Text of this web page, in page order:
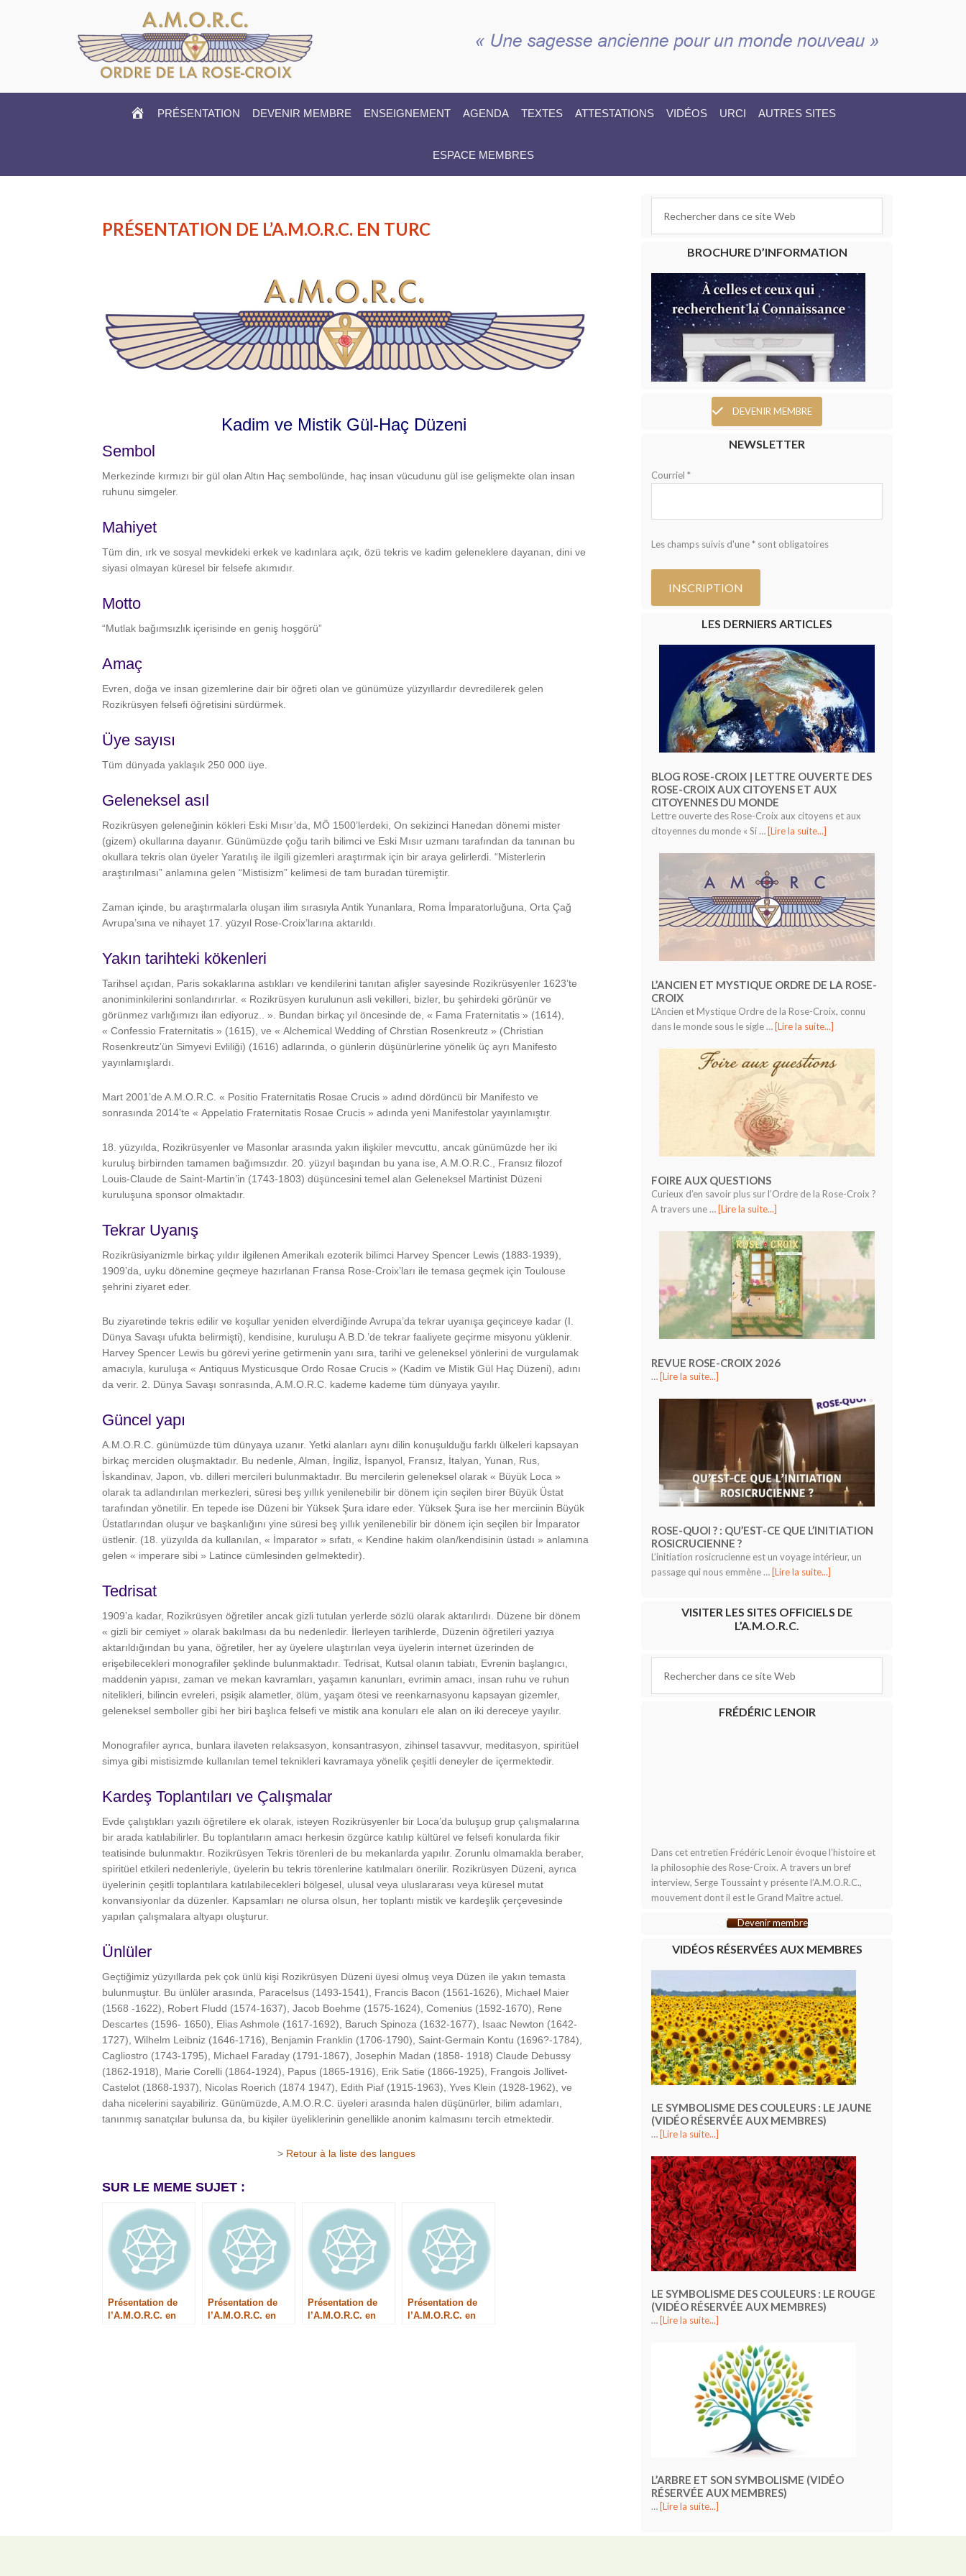
HOME
PRÉSENTATION DEVENIR MEMBRE ENSEIGNEMENT AGENDA TEXTES ATTESTATIONS VIDÉOS URCI AUTRES SITES
ESPACE MEMBRES
PRÉSENTATION DE L’A.M.O.R.C. EN TURC
Kadim ve Mistik Gül-Haç Düzeni
Sembol
Merkezinde kırmızı bir gül olan Altın Haç sembolünde, haç insan vücudunu gül ise gelişmekte olan insan
ruhunu simgeler.
Mahiyet
Tüm din, ırk ve sosyal mevkideki erkek ve kadınlara açık, özü tekris ve kadim geleneklere dayanan, dini ve
siyasi olmayan küresel bir felsefe akımıdır.
Motto
“Mutlak bağımsızlık içerisinde en geniş hoşgörü”
Amaç
Evren, doğa ve insan gizemlerine dair bir öğreti olan ve günümüze yüzyıllardır devredilerek gelen
Rozikrüsyen felsefi öğretisini sürdürmek.
Üye sayısı
Tüm dünyada yaklaşık 250 000 üye.
Geleneksel asıl
Rozikrüsyen geleneğinin kökleri Eski Mısır’da, MÖ 1500’lerdeki, On sekizinci Hanedan dönemi mister
(gizem) okullarına dayanır. Günümüzde çoğu tarih bilimci ve Eski Mısır uzmanı tarafından da tanınan bu
okullara tekris olan üyeler Yaratılış ile ilgili gizemleri araştırmak için bir araya gelirlerdi. “Misterlerin
araştırılması” anlamına gelen “Mistisizm” kelimesi de tam buradan türemiştir.
Zaman içinde, bu araştırmalarla oluşan ilim sırasıyla Antik Yunanlara, Roma İmparatorluğuna, Orta Çağ
Avrupa’sına ve nihayet 17. yüzyıl Rose-Croix’larına aktarıldı.
Yakın tarihteki kökenleri
Tarihsel açıdan, Paris sokaklarına astıkları ve kendilerini tanıtan afişler sayesinde Rozikrüsyenler 1623’te
anoniminkilerini sonlandırırlar. « Rozikrüsyen kurulunun asli vekilleri, bizler, bu şehirdeki görünür ve
görünmez varlığımızı ilan ediyoruz.. ». Bundan birkaç yıl öncesinde de, « Fama Fraternitatis » (1614),
« Confessio Fraternitatis » (1615), ve « Alchemical Wedding of Chrstian Rosenkreutz » (Christian
Rosenkreutz’ün Simyevi Evliliği) (1616) adlarında, o günlerin düşünürlerine yönelik üç ayrı Manifesto
yayınlamışlardı.
Mart 2001’de A.M.O.R.C. « Positio Fraternitatis Rosae Crucis » adınd dördüncü bir Manifesto ve
sonrasında 2014’te « Appelatio Fraternitatis Rosae Crucis » adında yeni Manifestolar yayınlamıştır.
18. yüzyılda, Rozikrüsyenler ve Masonlar arasında yakın ilişkiler mevcuttu, ancak günümüzde her iki
kuruluş birbirnden tamamen bağımsızdır. 20. yüzyıl başından bu yana ise, A.M.O.R.C., Fransız filozof
Louis-Claude de Saint-Martin’in (1743-1803) düşüncesini temel alan Geleneksel Martinist Düzeni
kuruluşuna sponsor olmaktadır.
Tekrar Uyanış
Rozikrüsiyanizmle birkaç yıldır ilgilenen Amerikalı ezoterik bilimci Harvey Spencer Lewis (1883-1939),
1909’da, uyku dönemine geçmeye hazırlanan Fransa Rose-Croix’ları ile temasa geçmek için Toulouse
şehrini ziyaret eder.
Bu ziyaretinde tekris edilir ve koşullar yeniden elverdiğinde Avrupa’da tekrar uyanışa geçinceye kadar (I.
Dünya Savaşı ufukta belirmişti), kendisine, kuruluşu A.B.D.’de tekrar faaliyete geçirme misyonu yüklenir.
Harvey Spencer Lewis bu görevi yerine getirmenin yanı sıra, tarihi ve geleneksel yönlerini de vurgulamak
amacıyla, kuruluşa « Antiquus Mysticusque Ordo Rosae Crucis » (Kadim ve Mistik Gül Haç Düzeni), adını
da verir. 2. Dünya Savaşı sonrasında, A.M.O.R.C. kademe kademe tüm dünyaya yayılır.
Güncel yapı
A.M.O.R.C. günümüzde tüm dünyaya uzanır. Yetki alanları aynı dilin konuşulduğu farklı ülkeleri kapsayan
birkaç merciden oluşmaktadır. Bu nedenle, Alman, İngiliz, İspanyol, Fransız, İtalyan, Yunan, Rus,
İskandinav, Japon, vb. dilleri mercileri bulunmaktadır. Bu mercilerin geleneksel olarak « Büyük Loca »
olarak ta adlandırılan merkezleri, süresi beş yıllık yenilenebilir bir dönem için seçilen birer Büyük Üstat
tarafından yönetilir. En tepede ise Düzeni bir Yüksek Şura idare eder. Yüksek Şura ise her merciinin Büyük
Üstatlarından oluşur ve başkanlığını yine süresi beş yıllık yenilenebilir bir dönem için seçilen bir İmparator
üstlenir. (18. yüzyılda da kullanılan, « İmparator » sıfatı, « Kendine hakim olan/kendisinin üstadı » anlamına
gelen « imperare sibi » Latince cümlesinden gelmektedir).
Tedrisat
1909’a kadar, Rozikrüsyen öğretiler ancak gizli tutulan yerlerde sözlü olarak aktarılırdı. Düzene bir dönem
« gizli bir cemiyet » olarak bakılması da bu nedenledir. İlerleyen tarihlerde, Düzenin öğretileri yazıya
aktarıldığından bu yana, öğretiler, her ay üyelere ulaştırılan veya üyelerin internet üzerinden de
erişebilecekleri monografiler şeklinde bulunmaktadır. Tedrisat, Kutsal olanın tabiatı, Evrenin başlangıcı,
maddenin yapısı, zaman ve mekan kavramları, yaşamın kanunları, evrimin amacı, insan ruhu ve ruhun
nitelikleri, bilincin evreleri, psişik alametler, ölüm, yaşam ötesi ve reenkarnasyonu kapsayan gizemler,
geleneksel semboller gibi her biri başlıca felsefi ve mistik ana konuları ele alan on iki dereceye yayılır.
Monografiler ayrıca, bunlara ilaveten relaksasyon, konsantrasyon, zihinsel tasavvur, meditasyon, spiritüel
simya gibi mistisizmde kullanılan temel teknikleri kavramaya yönelik çeşitli deneyler de içermektedir.
Kardeş Toplantıları ve Çalışmalar
Evde çalıştıkları yazılı öğretilere ek olarak, isteyen Rozikrüsyenler bir Loca’da buluşup grup çalışmalarına
bir arada katılabilirler. Bu toplantıların amacı herkesin özgürce katılıp kültürel ve felsefi konularda fikir
teatisinde bulunmaktır. Rozikrüsyen Tekris törenleri de bu mekanlarda yapılır. Zorunlu olmamakla beraber,
spiritüel etkileri nedenleriyle, üyelerin bu tekris törenlerine katılmaları önerilir. Rozikrüsyen Düzeni, ayrıca
üyelerinin çeşitli toplantılara katılabilecekleri bölgesel, ulusal veya uluslararası veya küresel mutat
konvansiyonlar da düzenler. Kapsamları ne olursa olsun, her toplantı mistik ve kardeşlik çerçevesinde
yapılan çalışmalara altyapı oluşturur.
Ünlüler
Geçtiğimiz yüzyıllarda pek çok ünlü kişi Rozikrüsyen Düzeni üyesi olmuş veya Düzen ile yakın temasta
bulunmuştur. Bu ünlüler arasında, Paracelsus (1493-1541), Francis Bacon (1561-1626), Michael Maier
(1568 -1622), Robert Fludd (1574-1637), Jacob Boehme (1575-1624), Comenius (1592-1670), Rene
Descartes (1596- 1650), Elias Ashmole (1617-1692), Baruch Spinoza (1632-1677), Isaac Newton (1642-
1727), Wilhelm Leibniz (1646-1716), Benjamin Franklin (1706-1790), Saint-Germain Kontu (1696?-1784),
Cagliostro (1743-1795), Michael Faraday (1791-1867), Josephin Madan (1858- 1918) Claude Debussy
(1862-1918), Marie Corelli (1864-1924), Papus (1865-1916), Erik Satie (1866-1925), Frangois Jollivet-
Castelot (1868-1937), Nicolas Roerich (1874 1947), Edith Piaf (1915-1963), Yves Klein (1928-1962), ve
daha nicelerini sayabiliriz. Günümüzde, A.M.O.R.C. üyeleri arasında halen düşünürler, bilim adamları,
tanınmış sanatçılar bulunsa da, bu kişiler üyeliklerinin genellikle anonim kalmasını tercih etmektedir.
> Retour à la liste des langues
SUR LE MEME SUJET :
Présentation de
l’A.M.O.R.C. en
Présentation de
l’A.M.O.R.C. en
Présentation de
l’A.M.O.R.C. en
Présentation de
l’A.M.O.R.C. en
BROCHURE D’INFORMATION
DEVENIR MEMBRE
NEWSLETTER
Courriel *
Les champs suivis d'une * sont obligatoires
LES DERNIERS ARTICLES
BLOG ROSE-CROIX | LETTRE OUVERTE DES
ROSE-CROIX AUX CITOYENS ET AUX
CITOYENNES DU MONDE
Lettre ouverte des Rose-Croix aux citoyens et aux
citoyennes du monde « Si … [Lire la suite...]
L’ANCIEN ET MYSTIQUE ORDRE DE LA ROSE-
CROIX
L’Ancien et Mystique Ordre de la Rose-Croix, connu
dans le monde sous le sigle … [Lire la suite...]
FOIRE AUX QUESTIONS
Curieux d’en savoir plus sur l’Ordre de la Rose-Croix ?
A travers une … [Lire la suite...]
REVUE ROSE-CROIX 2026
… [Lire la suite...]
ROSE-QUOI ? : QU’EST-CE QUE L’INITIATION
ROSICRUCIENNE ?
L’initiation rosicrucienne est un voyage intérieur, un
passage qui nous emmène … [Lire la suite...]
VISITER LES SITES OFFICIELS DE
L’A.M.O.R.C.
FRÉDÉRIC LENOIR
Dans cet entretien Frédéric Lenoir évoque l’histoire et
la philosophie des Rose-Croix. A travers un bref
interview, Serge Toussaint y présente l’A.M.O.R.C.,
mouvement dont il est le Grand Maître actuel.
Devenir membre
VIDÉOS RÉSERVÉES AUX MEMBRES
LE SYMBOLISME DES COULEURS : LE JAUNE
(VIDÉO RÉSERVÉE AUX MEMBRES)
… [Lire la suite...]
LE SYMBOLISME DES COULEURS : LE ROUGE
(VIDÉO RÉSERVÉE AUX MEMBRES)
… [Lire la suite...]
L’ARBRE ET SON SYMBOLISME (VIDÉO
RÉSERVÉE AUX MEMBRES)
… [Lire la suite...]